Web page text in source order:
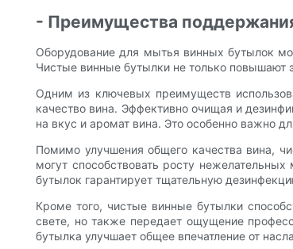
- Преимущества
Оборудование для мытья винных бутылок
Чистые винные бутылки не только повышают
Одним из ключевых преимуществ
качество вина. Эффективно очищая и
на вкус и аромат вина. Это особенно важно
Помимо улучшения общего качества вина,
могут способствовать росту
бутылок гарантирует тщательную
Кроме того, чистые винные бутылки
свете, но также передает ощущение
бутылка улучшает общее впечатление от